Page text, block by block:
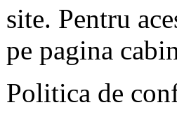
site. Pentru
pe pagina
Politica de